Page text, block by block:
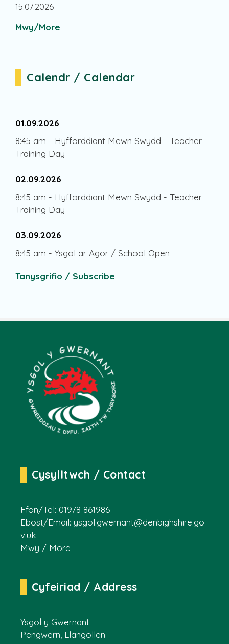
15.07.2026
Mwy/More
Calendr / Calendar
01.09.2026
8:45 am - Hyfforddiant Mewn Swydd - Teacher
Training Day
02.09.2026
8:45 am - Hyfforddiant Mewn Swydd - Teacher
Training Day
03.09.2026
8:45 am - Ysgol ar Agor / School Open
Tanysgrifio / Subscribe
Cysylltwch / Contact
Ffon/Tel: 01978 861986
Ebost/Email: ysgol.gwernant@denbighshire.go
v.uk
Mwy / More
Cyfeiriad / Address
Ysgol y Gwernant
Pengwern, Llangollen